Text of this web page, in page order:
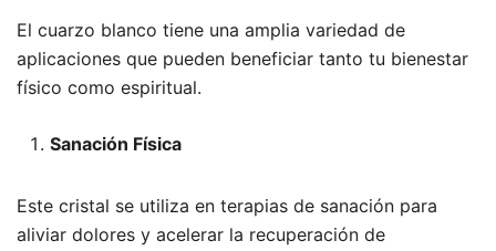
El cuarzo blanco tiene una amplia variedad de
aplicaciones que pueden beneficiar tanto tu bienestar
físico como espiritual.
Sanación Física
Este cristal se utiliza en terapias de sanación para
aliviar dolores y acelerar la recuperación de